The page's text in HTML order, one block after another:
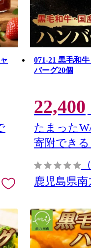
071-21 黒毛和
バーグ20個
22,400
たまった
寄附できる
鹿児島県南